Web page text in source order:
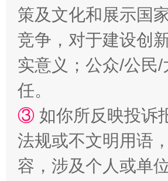
策及文化和展示国
竞争，对于建设创
实意义；公众/公民
任。
③ 如你所反映投诉
法规或不文明用语
容，涉及个人或单